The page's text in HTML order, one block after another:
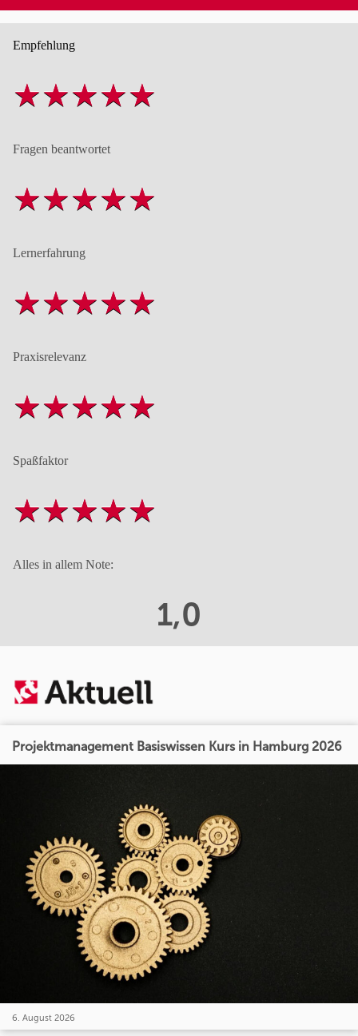
Empfehlung
Fragen beantwortet
Lernerfahrung
Praxisrelevanz
Spaßfaktor
Alles in allem Note:
1,0
Projektmanagement Basiswissen Kurs in Hamburg 2026
6. August 2026